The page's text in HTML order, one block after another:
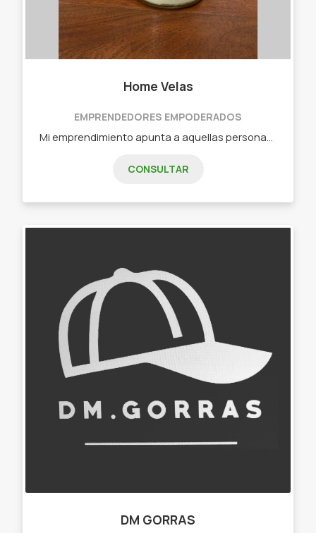
Home Velas
EMPRENDEDORES EMPODERADOS
CONSULTAR
DM GORRAS